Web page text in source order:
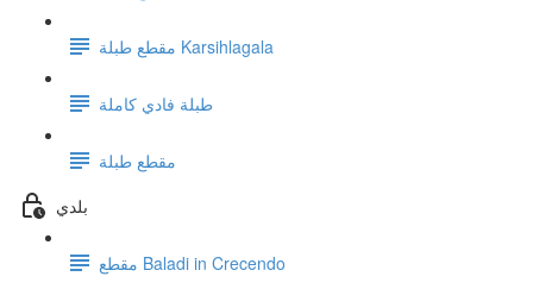
مقطع طبلة Karsihlagala
طبلة فادي كاملة
مقطع طبلة
بلدي
مقطع Baladi in Crecendo